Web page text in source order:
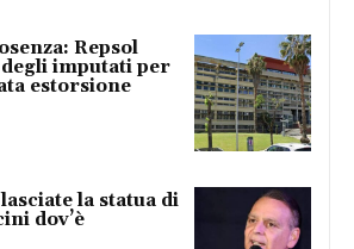
Repsol
imputati per
estorsione
la statua di
dov’è